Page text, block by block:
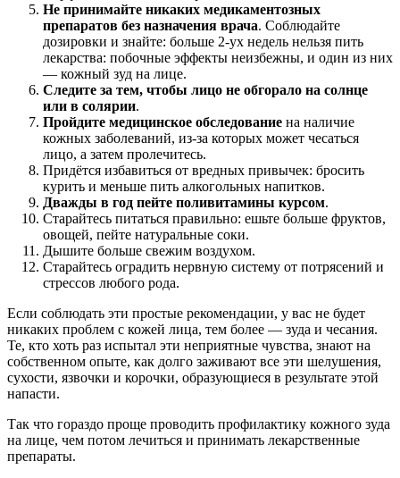
Не принимайте никаких медикаментозных
препаратов без назначения врача. Соблюдайте
дозировки и знайте: больше 2-ух недель нельзя пить
лекарства: побочные эффекты неизбежны, и один из них
— кожный зуд на лице.
Следите за тем, чтобы лицо не обгорало на солнце
или в солярии.
Пройдите медицинское обследование на наличие
кожных заболеваний, из-за которых может чесаться
лицо, а затем пролечитесь.
Придётся избавиться от вредных привычек: бросить
курить и меньше пить алкогольных напитков.
Дважды в год пейте поливитамины курсом.
Старайтесь питаться правильно: ешьте больше фруктов,
овощей, пейте натуральные соки.
Дышите больше свежим воздухом.
Старайтесь оградить нервную систему от потрясений и
стрессов любого рода.
Если соблюдать эти простые рекомендации, у вас не будет
никаких проблем с кожей лица, тем более — зуда и чесания.
Те, кто хоть раз испытал эти неприятные чувства, знают на
собственном опыте, как долго заживают все эти шелушения,
сухости, язвочки и корочки, образующиеся в результате этой
напасти.
Так что гораздо проще проводить профилактику кожного зуда
на лице, чем потом лечиться и принимать лекарственные
препараты.